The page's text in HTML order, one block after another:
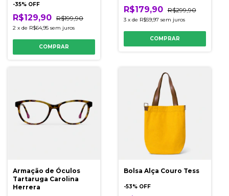
-35% OFF
R$129,90 R$199,90
2 x de R$64,95 sem juros
COMPRAR
R$179,90 R$299,90
3 x de R$59,97 sem juros
COMPRAR
Armação de Óculos
Tartaruga Carolina
Herrera
Bolsa Alça Couro Tess
-53% OFF